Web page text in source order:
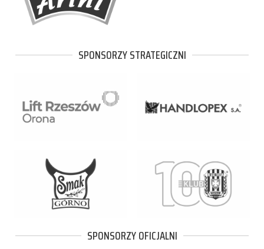
SPONSORZY STRATEGICZNI
SPONSORZY OFICJALNI